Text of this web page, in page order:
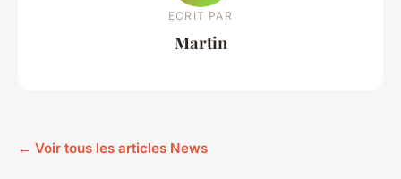
ECRIT PAR
Martin
← Voir tous les articles News